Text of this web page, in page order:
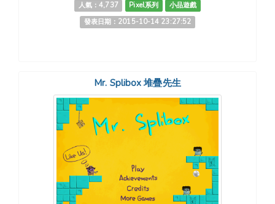
人氣：4,737 Pixel系列
小品遊戲
發表日期：2015-10-14 23:27:52
Mr. Splibox 堆疊先生